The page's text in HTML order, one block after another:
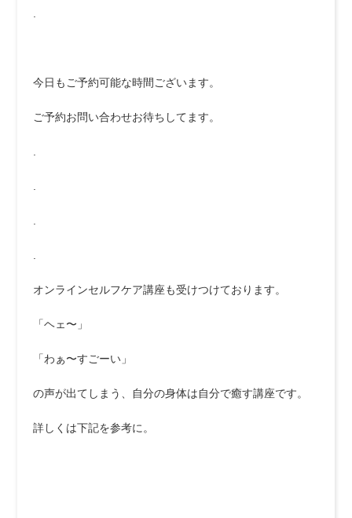
今日もご予約可能な時間ございます。
ご予約お問い合わせお待ちしてます。
オンラインセルフケア講座も受けつけております。
「ヘェ〜」
「わぁ〜すごーい」
の声が出てしまう、自分の身体は自分で癒す講座です。
詳しくは下記を参考に。